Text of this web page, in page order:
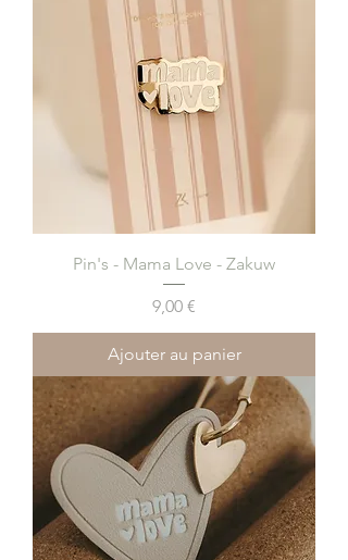
Pin's - Mama Love - Zakuw
Prix
9,00 €
Ajouter au panier